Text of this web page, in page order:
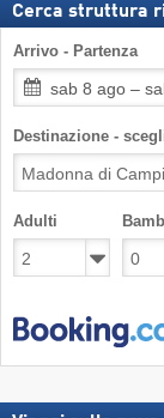
Cerca struttura
Arrivo - Partenza
sab 8 ago –
Destinazione -
Adulti